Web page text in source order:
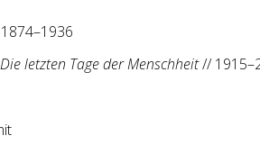
Die letzten Tage der Menschheit//